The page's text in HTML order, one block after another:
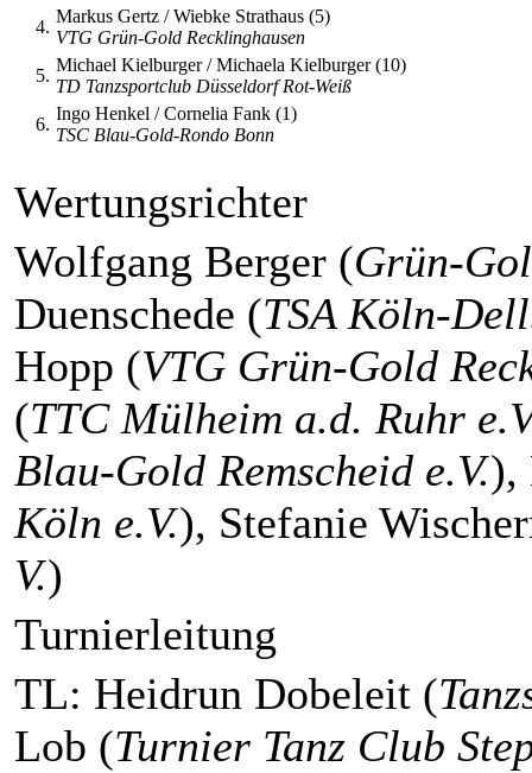
4.
Markus Gertz / Wiebke Strathaus (5)
VTG Grün-Gold Recklinghausen
5.
Michael Kielburger / Michaela Kielburger (10)
TD Tanzsportclub Düsseldorf Rot-Weiß
6.
Ingo Henkel / Cornelia Fank (1)
TSC Blau-Gold-Rondo Bonn
Wertungsrichter
Wolfgang Berger (Grün-
Duenschede (TSA Köln-
Hopp (VTG Grün-Gold
(TTC Mülheim a.d. Ruhr
Blau-Gold Remscheid e.V.),
Köln e.V.), Stefanie
V.)
Turnierleitung
TL: Heidrun Dobeleit (
Lob (Turnier Tanz Club